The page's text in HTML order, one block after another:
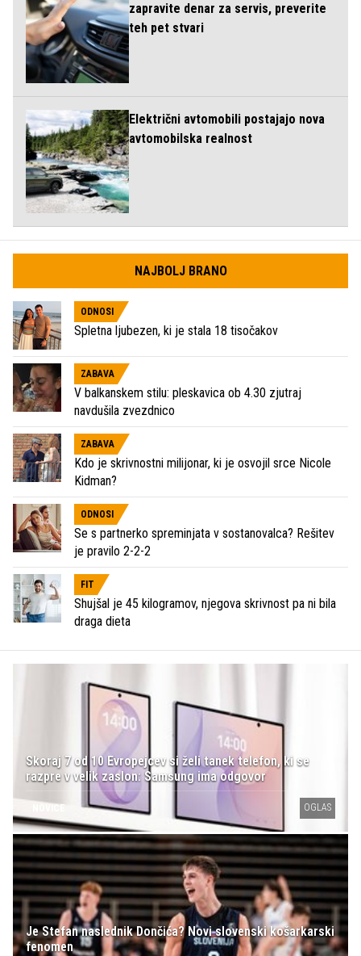
zapravite denar za servis, preverite
teh pet stvari
Električni avtomobili postajajo nova
avtomobilska realnost
NAJBOLJ BRANO
ODNOSI
Spletna ljubezen, ki je stala 18 tisočakov
ZABAVA
V balkanskem stilu: pleskavica ob 4.30 zjutraj
navdušila zvezdnico
ZABAVA
Kdo je skrivnostni milijonar, ki je osvojil srce Nicole
Kidman?
ODNOSI
Se s partnerko spreminjata v sostanovalca? Rešitev
je pravilo 2-2-2
FIT
Shujšal je 45 kilogramov, njegova skrivnost pa ni bila
draga dieta
Skoraj 7 od 10 Evropejcev si želi tanek telefon, ki se
razpre v velik zaslon: Samsung ima odgovor
OGLAS
Je Stefan naslednik Dončića? Novi slovenski košarkarski
fenomen